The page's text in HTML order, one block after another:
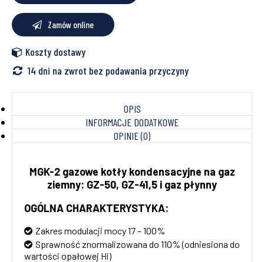
Zamów online
Koszty dostawy
14 dni na zwrot bez podawania przyczyny
OPIS
INFORMACJE DODATKOWE
OPINIE (0)
MGK-2 gazowe kotły kondensacyjne na gaz
ziemny: GZ-50, GZ-41,5 i gaz płynny
OGÓLNA CHARAKTERYSTYKA:
Zakres modulacji mocy 17 – 100%
Sprawność znormalizowana do 110% (odniesiona do
wartości opałowej Hi)